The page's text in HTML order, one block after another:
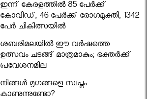
ഇന്ന് കേരളത്തിൽ 85 പേർക്ക്
കോവിഡ്; 46 പേർക്ക് രോഗമുക്തി, 1342
പേർ ചികിത്സയിൽ
ശബരിമലയില്‍ ഈ വർഷത്തെ
ഉത്സവം ചടങ്ങ് മാത്രമാകും; ഭക്തർക്ക്
പ്രവേശനമില്ല
നിങ്ങള്‍ മൃഗങ്ങളെ സ്വപ്നം
കാണുന്നുണ്ടോ?